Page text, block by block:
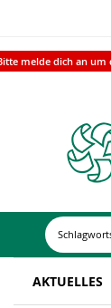
melde dich an um
AKTUELLES